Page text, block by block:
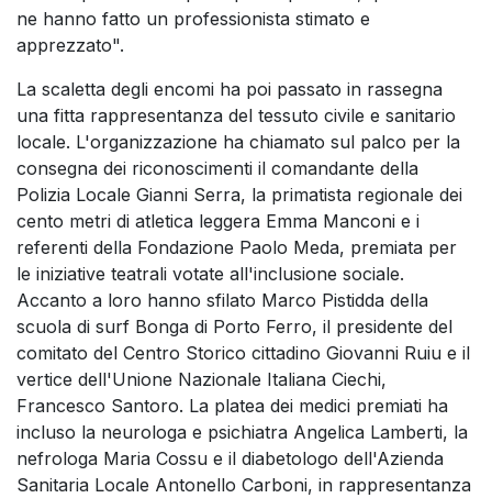
ne hanno fatto un professionista stimato e
apprezzato".
La scaletta degli encomi ha poi passato in rassegna
una fitta rappresentanza del tessuto civile e sanitario
locale. L'organizzazione ha chiamato sul palco per la
consegna dei riconoscimenti il comandante della
Polizia Locale Gianni Serra, la primatista regionale dei
cento metri di atletica leggera Emma Manconi e i
referenti della Fondazione Paolo Meda, premiata per
le iniziative teatrali votate all'inclusione sociale.
Accanto a loro hanno sfilato Marco Pistidda della
scuola di surf Bonga di Porto Ferro, il presidente del
comitato del Centro Storico cittadino Giovanni Ruiu e il
vertice dell'Unione Nazionale Italiana Ciechi,
Francesco Santoro. La platea dei medici premiati ha
incluso la neurologa e psichiatra Angelica Lamberti, la
nefrologa Maria Cossu e il diabetologo dell'Azienda
Sanitaria Locale Antonello Carboni, in rappresentanza